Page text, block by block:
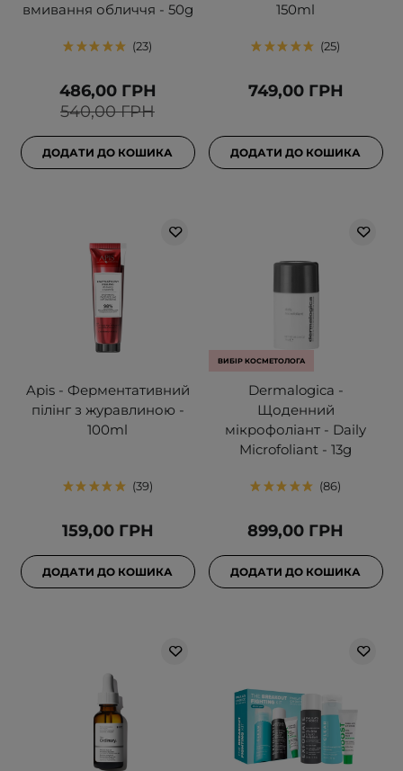
вмивання обличчя - 50g
23
540,00 ГРН
486,00 ГРН
ДОДАТИ ДО КОШИКА
150ml
25
749,00 ГРН
ДОДАТИ ДО КОШИКА
Apis - Ферментативний
пілінг з журавлиною -
100ml
39
159,00 ГРН
ДОДАТИ ДО КОШИКА
ВИБІР КОСМЕТОЛОГА
Dermalogica -
Щоденний
мікрофоліант - Daily
Microfoliant - 13g
86
899,00 ГРН
ДОДАТИ ДО КОШИКА